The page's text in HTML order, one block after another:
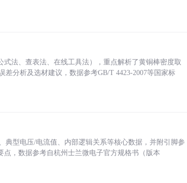
法、查表法、在线工具法），重点解析了黄铜棒密度取
差分析及选材建议，数据参考GB/T 4423-2007等国家标
典型电压/电流值、内部逻辑关系等核心数据，并附引脚参
，数据参考自杭州士兰微电子官方规格书（版本